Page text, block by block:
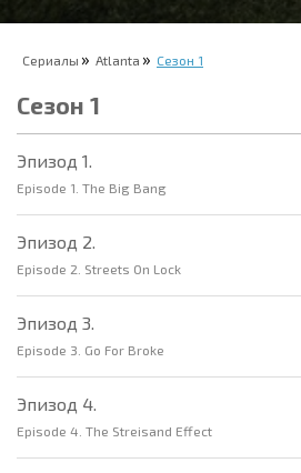
Сериалы Atlanta Сезон 1
Сезон 1
Эпизод 1.
Episode 1. The Big Bang
Эпизод 2.
Episode 2. Streets On Lock
Эпизод 3.
Episode 3. Go For Broke
Эпизод 4.
Episode 4. The Streisand Effect